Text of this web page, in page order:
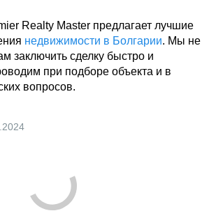
Realty Master предлагает лучшие
недвижимости в Болгарии. Мы не
заключить сделку быстро и
при подборе объекта и в
вопросов.